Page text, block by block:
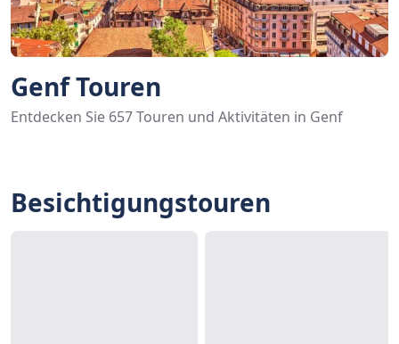
Genf Touren
Entdecken Sie 657 Touren und Aktivitäten in Genf
Besichtigungstouren